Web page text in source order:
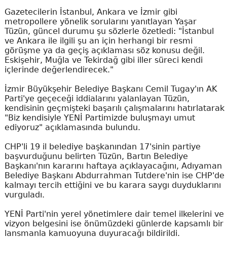
Gazetecilerin İstanbul, Ankara ve İzmir gibi
metropollere yönelik sorularını yanıtlayan Yaşar
Tüzün, güncel durumu şu sözlerle özetledi: "İstanbul
ve Ankara ile ilgili şu an için herhangi bir resmi
görüşme ya da geçiş açıklaması söz konusu değil.
Eskişehir, Muğla ve Tekirdağ gibi iller süreci kendi
içlerinde değerlendirecek."
İzmir Büyükşehir Belediye Başkanı Cemil Tugay'ın AK
Parti'ye geçeceği iddialarını yalanlayan Tüzün,
kendisinin geçmişteki başarılı çalışmalarını hatırlatarak
"Biz kendisiyle YENİ Partimizde buluşmayı umut
ediyoruz" açıklamasında bulundu.
CHP'li 19 il belediye başkanından 17'sinin partiye
başvurduğunu belirten Tüzün, Bartın Belediye
Başkanı'nın kararını haftaya açıklayacağını, Adıyaman
Belediye Başkanı Abdurrahman Tutdere'nin ise CHP'de
kalmayı tercih ettiğini ve bu karara saygı duyduklarını
vurguladı.
YENİ Parti'nin yerel yönetimlere dair temel ilkelerini ve
vizyon belgesini ise önümüzdeki günlerde kapsamlı bir
lansmanla kamuoyuna duyuracağı bildirildi.